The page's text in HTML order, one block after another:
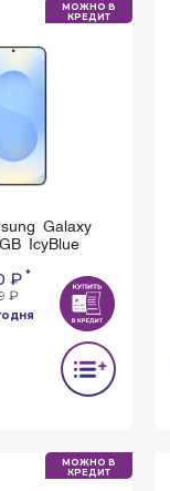
МОЖНО В
КРЕДИТ
Galaxy
IcyBlue
₽*
₽
МОЖНО В
КРЕДИТ